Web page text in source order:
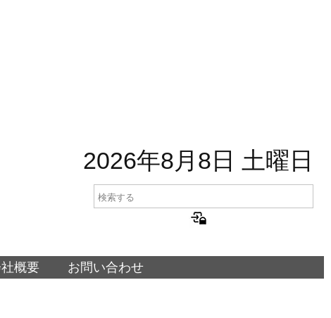
2026年8月8日 土曜日
概要 お問い合わせ